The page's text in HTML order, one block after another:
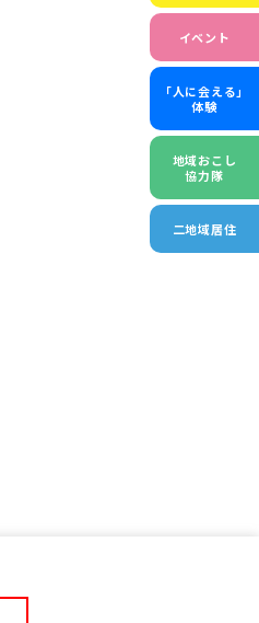
イベント
「人に会える」
体験
地域おこし
協力隊
二地域居住